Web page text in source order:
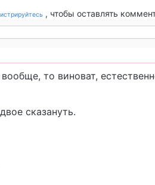
, чтобы оставлять
то виноват,
сказануть.